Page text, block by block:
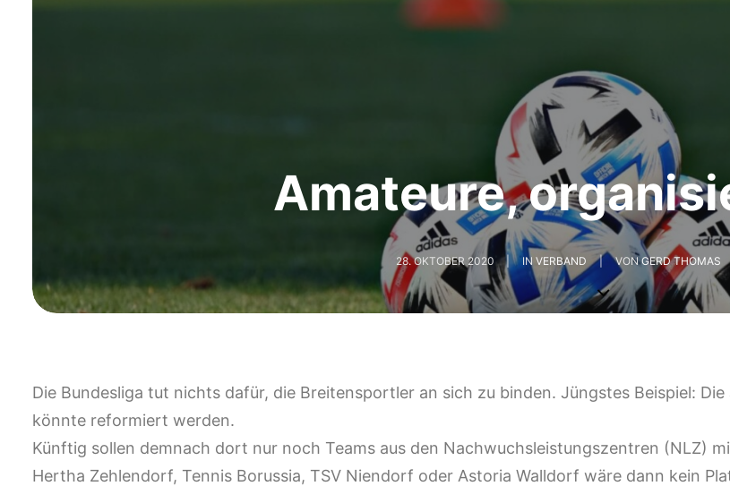
Amateure,
28. OKTOBER 2020 | INVERBAND | VONGERD THOMAS
Die Bundesliga tut nichts dafür, die Breitensportler an sich zu binden. Jüngstes Beispiel: Die
könnte reformiert werden.
Künftig sollen demnach dort nur noch Teams aus den Nachwuchsleistungszentren (NLZ)
Hertha Zehlendorf, Tennis Borussia, TSV Niendorf oder Astoria Walldorf wäre dann kein